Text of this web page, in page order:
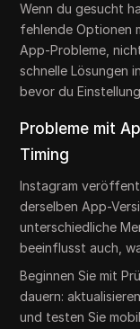
Wenn du gesucht
fehlende Optionen
App-Probleme,
schnelle Lösungen
bevor du
Probleme mit
Timing
Instagram
derselben App-
unterschiedliche
beeinflusst auch,
Beginnen Sie mit
dauern:
und testen Sie